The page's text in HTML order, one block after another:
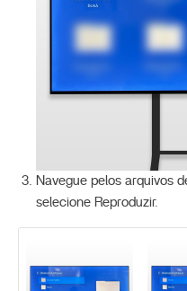
Navegue pelos arquivos
selecione Reproduzir.